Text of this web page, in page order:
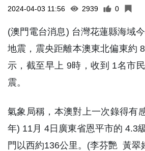
2024-04-03 11:56 2939 0
(澳門電台消息) 台灣花蓮縣海域
地震，震央距離本澳東北偏東約
示，截至早上 9時，收到 1名市
震。
氣象局稱，本澳對上一次錄得有
年) 11月 4日廣東省恩平市的 4.3
門以西約136公里。(李芬艷 黃翠